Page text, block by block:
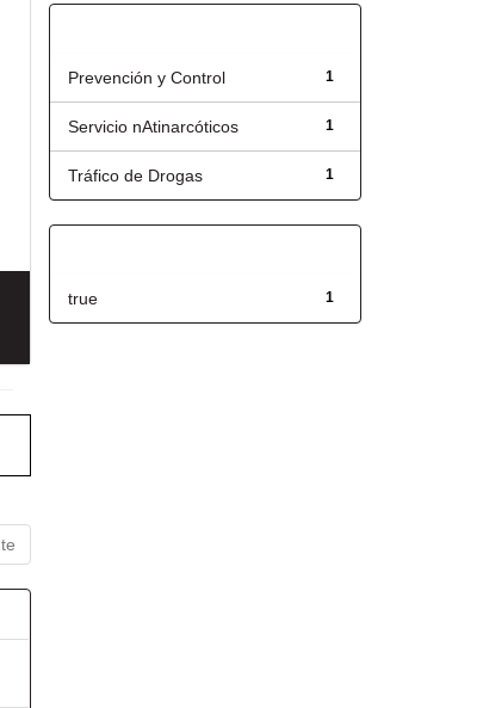
1
Prevención y Control
1
Servicio nAtinarcóticos
1
Tráfico de Drogas
1
true